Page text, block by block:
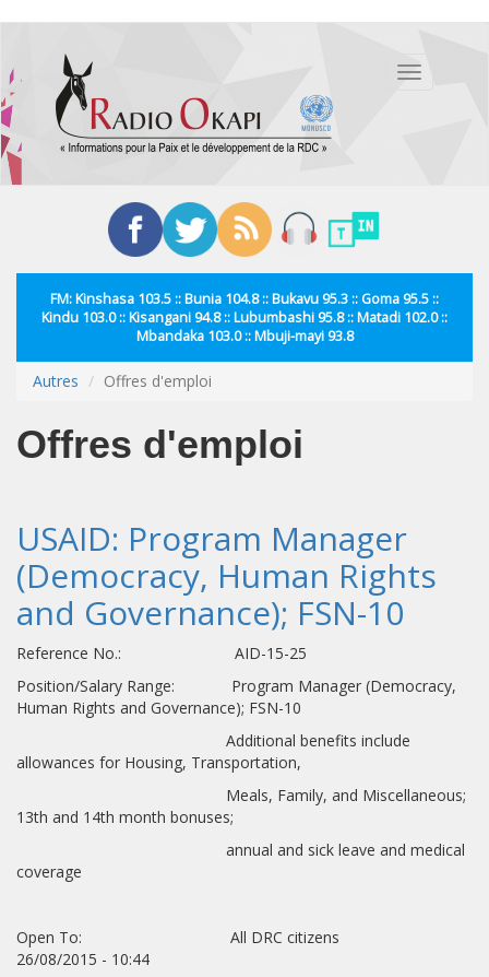
contenu
principal
Toggle
FM: Kinshasa 103.5 :: Bunia 104.8 :: Bukavu 95.3 :: Goma 95.5 ::
Kindu 103.0 :: Kisangani 94.8 :: Lubumbashi 95.8 :: Matadi 102.0 ::
Mbandaka 103.0 :: Mbuji-mayi 93.8
Autres Offres d'emploi
Offres d'emploi
USAID: Program Manager
(Democracy, Human Rights
and Governance); FSN-10
Reference No.: AID-15-25
Position/Salary Range: Program Manager (Democracy,
Human Rights and Governance); FSN-10
Additional benefits include
allowances for Housing, Transportation,
Meals, Family, and Miscellaneous;
13th and 14th month bonuses;
annual and sick leave and medical
coverage
Open To: All DRC citizens
26/08/2015 - 10:44